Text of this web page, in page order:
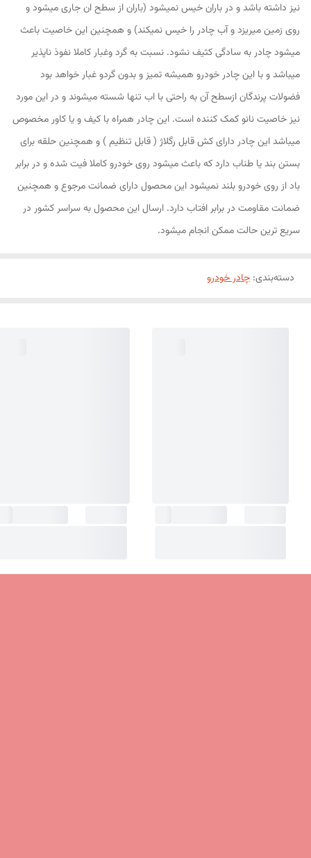
نیز داشته باشد و در باران خیس نمیشود (باران از سطح ان جاری میشود و
روی زمین میریزد و آب چادر را خیس نمیکند) و همچنین این خاصیت باعث
میشود چادر به سادگی کثیف نشود. نسبت به گرد وغبار کاملا نفوذ ناپذیر
میباشد و با این چادر خودرو همیشه تمیز و بدون گردو غبار خواهد بود
فضولات پرندگان ازسطح آن به راحتی با اب تنها شسته میشوند و در این مورد
نیز خاصیت نانو کمک کننده است. این چادر همراه با کیف و یا کاور مخصوص
میباشد این چادر دارای کش قابل رگلاژ ( قابل تنظیم ) و همچنین حلقه برای
بستن بند یا طناب دارد که باعث میشود روی خودرو کاملا فیت شده و در برابر
باد از روی خودرو بلند نمیشود این محصول دارای ضمانت مرجوع و همچنین
ضمانت مقاومت در برابر افتاب دارد. ارسال این محصول به سراسر کشور در
سریع ترین حالت ممکن انجام میشود.
دسته‌بندی: چادر خودرو